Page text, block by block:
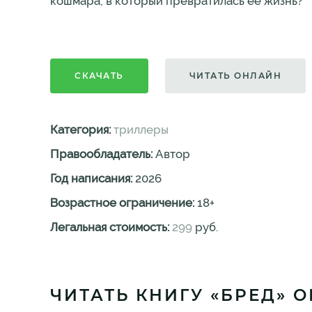
СКАЧАТЬ ЧИТАТЬ ОНЛАЙН
Категория: триллеры
Правообладатель: Автор
Год написания: 2026
Возрастное ограничение: 18+
Легальная стоимость: 299 руб.
ЧИТАТЬ КНИГУ «БРЕД»